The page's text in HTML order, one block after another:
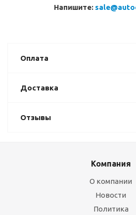
Напишите:
Оплата
Доставка
Отзывы
Компания
О компании
Новости
Политика